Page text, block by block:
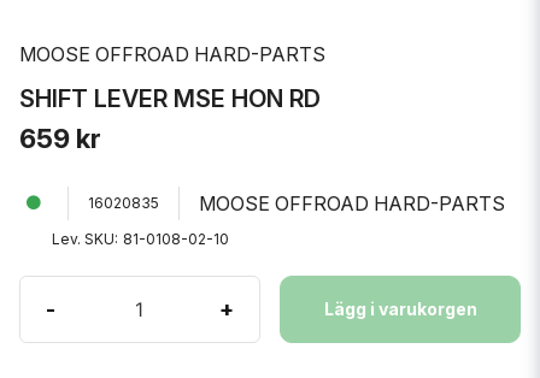
MOOSE OFFROAD HARD-PARTS
SHIFT LEVER MSE HON RD
659 kr
16020835 MOOSE OFFROAD HARD-PARTS
Lev. SKU: 81-0108-02-10
- + Lägg i varukorgen